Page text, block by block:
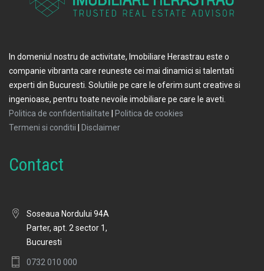
In domeniul nostru de activitate, Imobiliare Herastrau este o
companie vibranta care reuneste cei mai dinamici si talentati
experti din Bucuresti. Solutiile pe care le oferim sunt creative si
ingenioase, pentru toate nevoile imobiliare pe care le aveti.
Politica de confidentialitate
Politica de cookies
Termeni si conditii
Disclaimer
Contact
Soseaua Nordului 94A
Parter, apt. 2 sector 1,
Bucuresti
0732 010 000